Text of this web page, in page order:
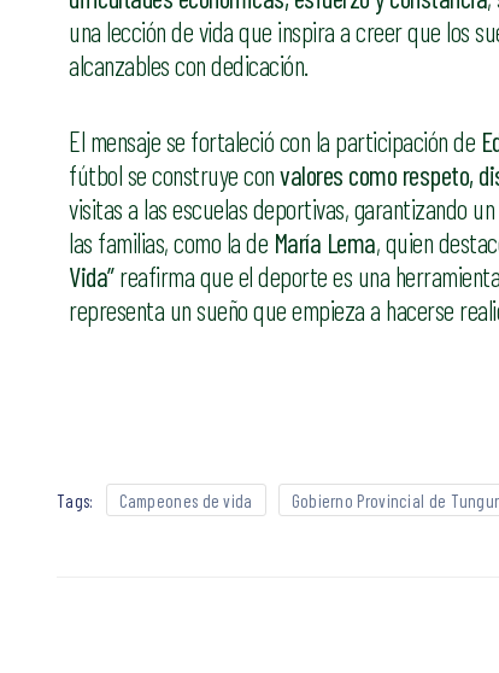
una lección de vida que inspira a creer que los
alcanzables con dedicación.
El mensaje se fortaleció con la participación de
fútbol se construye convalores como respeto,
visitas a las escuelas deportivas, garantizando un
las familias, como la de María Lema, quien
Vida”reafirma que el deporte es una
representa un sueño que empieza a hacerse
Tags: Campeones de vida Gobierno Provincial de